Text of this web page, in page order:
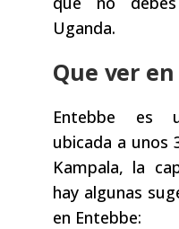
Uganda.
Que ver
Entebbe es
ubicada a unos
Kampala, la
hay algunas
en Entebbe: